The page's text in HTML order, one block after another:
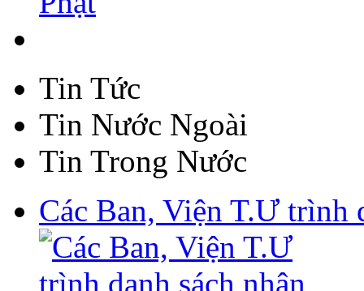
Tin Tức
Tin Nước Ngoài
Tin Trong Nước
Các Ban, Viện T.Ư trình